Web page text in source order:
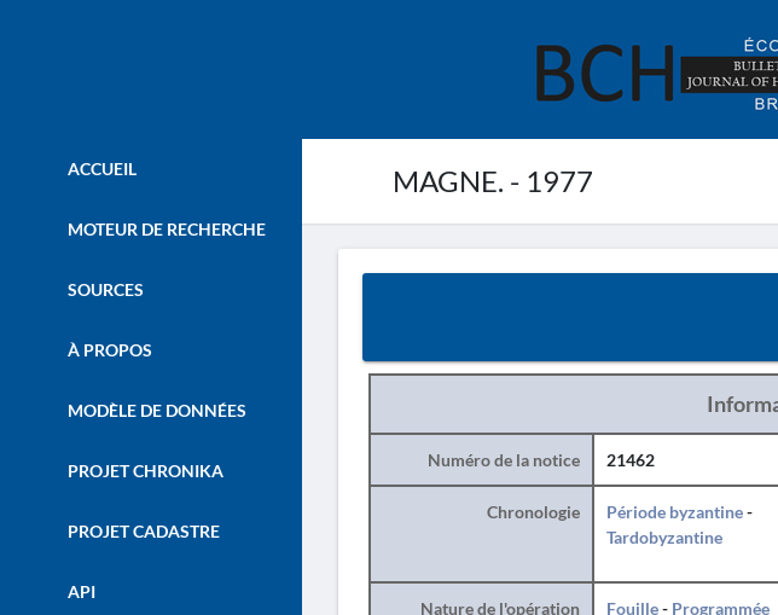
MAGNE. - 1977
ACCUEIL
MOTEUR DE RECHERCHE
SOURCES
À PROPOS
MODÈLE DE DONNÉES
PROJET CHRONIKA
PROJET CADASTRE
API
Numéro de la notice 21462
Chronologie Période byzantine-
Tardobyzantine
Nature de l'opération Fouille- Programmée